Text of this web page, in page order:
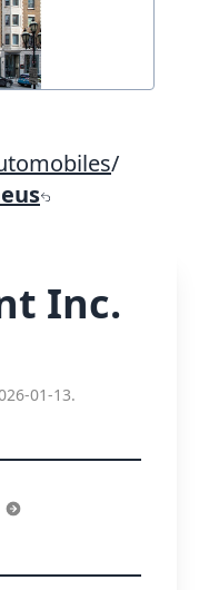
/
Inc.
01-13.